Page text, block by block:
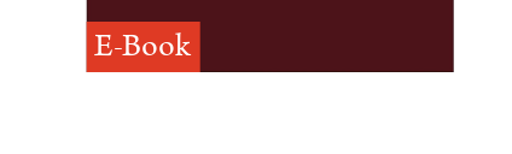
E-Book